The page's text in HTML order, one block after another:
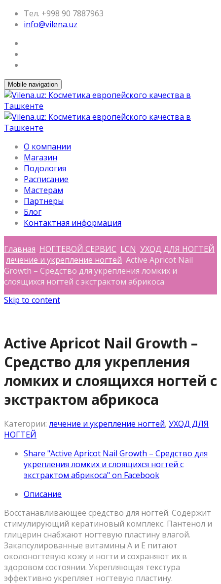
Тел. +998 90 7887963
info@vilena.uz
Mobile navigation
О компании
Магазин
Подология
Расписание
Мастерам
Партнеры
Блог
Контактная информация
Главная НОГТЕВОЙ СЕРВИС LCN УХОД ДЛЯ НОГТЕЙ
лечение и укрепление ногтей Active Apricot Nail
Growth – Средство для укрепления ломких и
слоящихся ногтей с экстрактом абрикоса
Skip to content
Active Apricot Nail Growth –
Средство для укрепления
ломких и слоящихся ногтей с
экстрактом абрикоса
Категории: лечение и укрепление ногтей, УХОД ДЛЯ
НОГТЕЙ
Share "Active Apricot Nail Growth – Средство для
укрепления ломких и слоящихся ногтей с
экстрактом абрикоса" on Facebook
Описание
Восстанавливающее средство для ногтей. Содержит
стимулирующий кератиновый комплекс. Пантенол и
глицерин снабжают ногтевую пластину влагой.
Закапсулированные витамины А и Е питают
околоногтевую кожу и ногти и сохраняют их в
здоровом состоянии. Укрепляющая текстура
эффективно укрепляет ногтевую пластину.